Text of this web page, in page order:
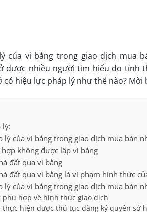
của vi bằng trong giao dịch mua
được nhiều người tìm hiểu do tính
có hiệu lực pháp lý như thế nào?
lý:
lý của vi bằng trong giao dịch mua bán
hợp không được lập vi bằng
đất qua vi bằng
đất qua vi bằng là vi phạm hình thức
lý của vi bằng trong giao dịch mua bán
phù hợp về hình thức giao dịch
thực hiện được thủ tục đăng ký quyền sở